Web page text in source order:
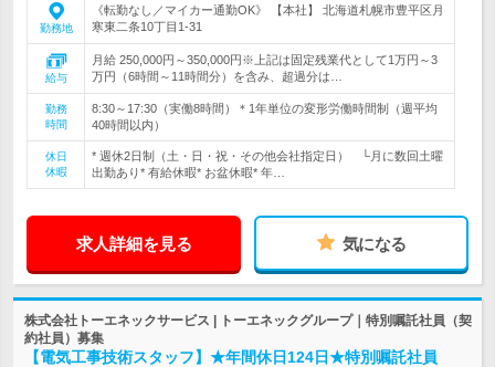
勤務地
《転勤なし／マイカー通勤OK》 【本社】 北海道札幌市豊平区月
寒東二条10丁目1-31
給与
月給 250,000円～350,000円※上記は固定残業代として1万円～3
万円（6時間～11時間分）を含み、超過分は…
勤務
時間
8:30～17:30（実働8時間）＊1年単位の変形労働時間制（週平均
40時間以内）
休日
休暇
* 週休2日制（土・日・祝・その他会社指定日） └月に数回土曜
出勤あり* 有給休暇* お盆休暇* 年…
求人詳細を見る 気になる
株式会社トーエネックサービス | トーエネックグループ｜特別嘱託社員（契
約社員）募集
【電気工事技術スタッフ】★年間休日124日★特別嘱託社員